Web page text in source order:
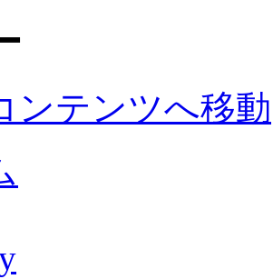
ンテンツへ移動